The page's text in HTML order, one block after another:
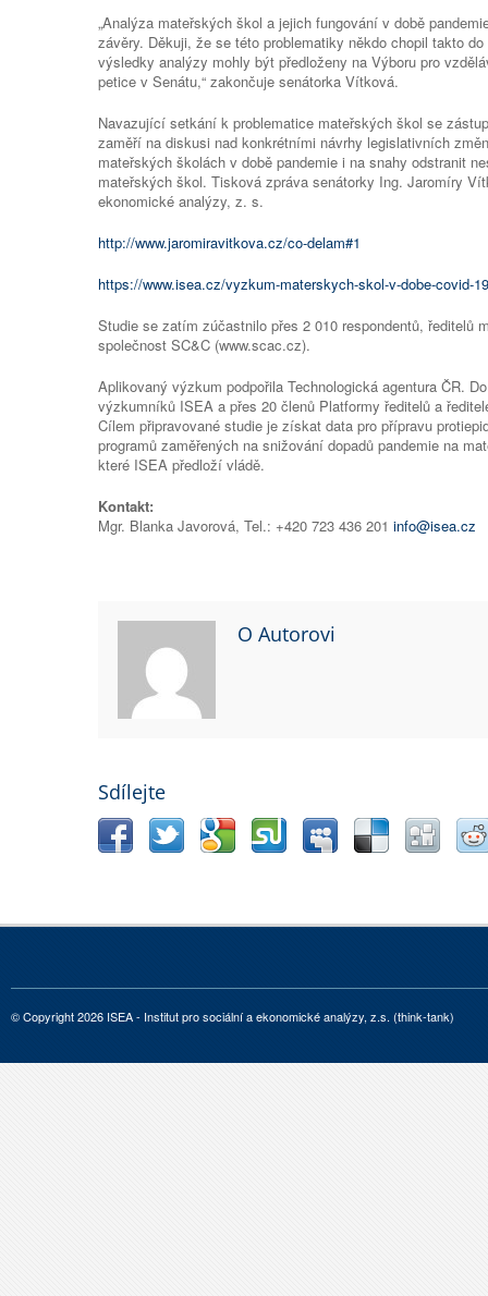
„Analýza mateřských škol a jejich fungování v době
závěry. Děkuji, že se této problematiky někdo chopil takto
výsledky analýzy mohly být předloženy na Výboru pro
petice v Senátu,“ zakončuje senátorka Vítková.
Navazující setkání k problematice mateřských škol se
zaměří na diskusi nad konkrétními návrhy legislativních
mateřských školách v době pandemie i na snahy odstranit
mateřských škol. Tisková zpráva senátorky Ing. Jaromíry
ekonomické analýzy, z. s.
http://www.jaromiravitkova.cz/co-delam#1
https://www.isea.cz/vyzkum-materskych-skol-v-dobe-covid-
Studie se zatím zúčastnilo přes 2 010 respondentů, ředitelů
společnost SC&C (www.scac.cz).
Aplikovaný výzkum podpořila Technologická agentura ČR.
výzkumníků ISEA a přes 20 členů Platformy ředitelů a
Cílem připravované studie je získat data pro přípravu
programů zaměřených na snižování dopadů pandemie na
které ISEA předloží vládě.
Kontakt:
Mgr. Blanka Javorová, Tel.: +420 723 436 201 info@isea.cz
O Autorovi
Sdílejte
© Copyright 2026 ISEA - Institut pro sociální a ekonomické analýzy, z.s. (think-tank)